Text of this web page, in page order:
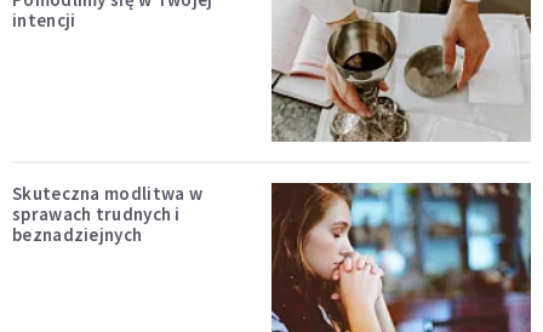
intencji
Skuteczna modlitwa w
sprawach trudnych i
beznadziejnych